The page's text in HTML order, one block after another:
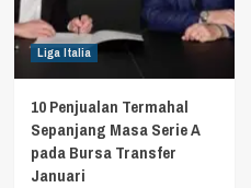
Liga Italia
10 Penjualan Termahal
Sepanjang Masa Serie A
pada Bursa Transfer
Januari